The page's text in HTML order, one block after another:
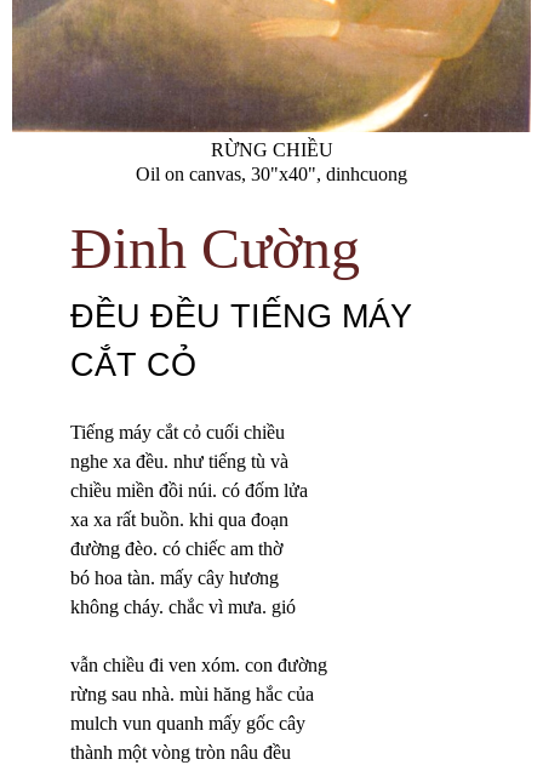
RỪNG CHIỀU
Oil on canvas, 30"x40", dinhcuong
Đinh Cường
ĐỀU ĐỀU TIẾNG MÁY
CẮT CỎ
Tiếng máy cắt cỏ cuối chiều
nghe xa đều. như tiếng tù và
chiều miền đồi núi. có đốm lửa
xa xa rất buồn. khi qua đoạn
đường đèo. có chiếc am thờ
bó hoa tàn. mấy cây hương
không cháy. chắc vì mưa. gió
vẫn chiều đi ven xóm. con đường
rừng sau nhà. mùi hăng hắc của
mulch vun quanh mấy gốc cây
thành một vòng tròn nâu đều